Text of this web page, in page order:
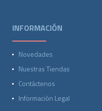
INFORMACIÓN
Novedades
Nuestras Tiendas
Contáctenos
Información Legal